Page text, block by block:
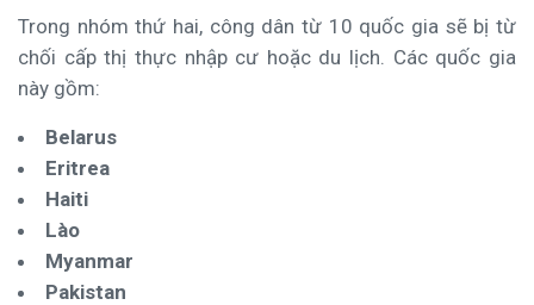
Trong nhóm thứ hai, công dân từ 10 quốc gia sẽ bị từ
chối cấp thị thực nhập cư hoặc du lịch. Các quốc gia
này gồm:
Belarus
Eritrea
Haiti
Lào
Myanmar
Pakistan